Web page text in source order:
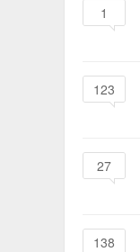
1
123
27
138